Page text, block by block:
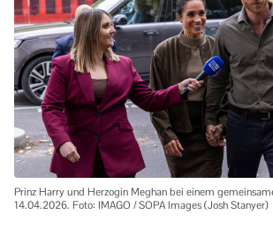
Prinz Harry und Herzogin Meghan bei einem
14.04.2026. Foto: IMAGO / SOPA Images (Josh Stanyer)